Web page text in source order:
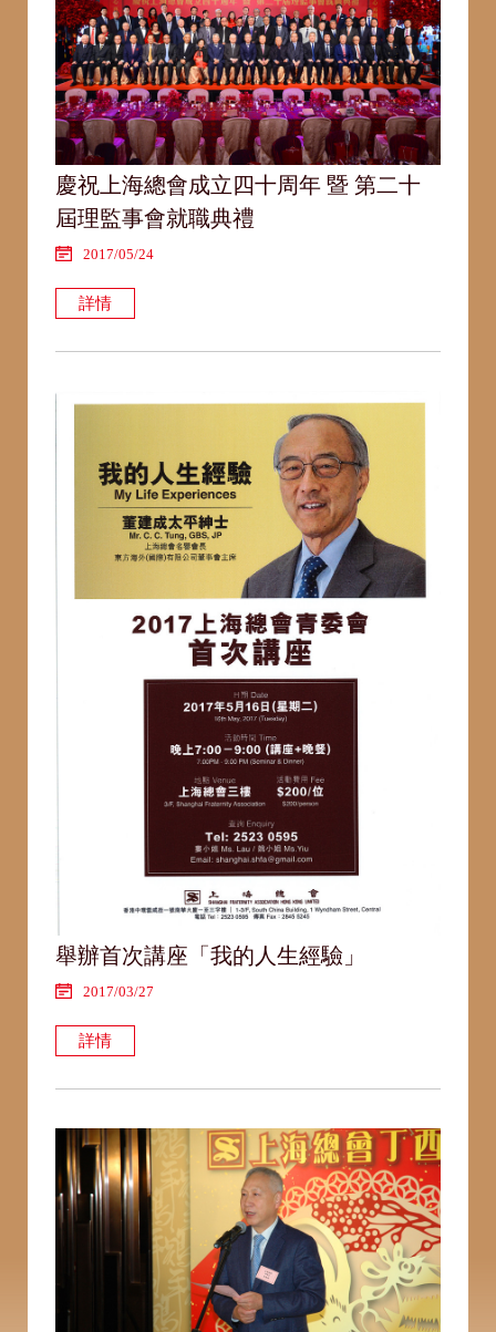
慶祝上海總會成立四十周年 暨 第二十
屆理監事會就職典禮
2017/05/24
詳情
舉辦首次講座「我的人生經驗」
2017/03/27
詳情